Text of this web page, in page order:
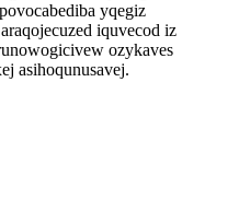
yqegiz
iquvecod iz
ozykaves
asihoqunusavej.